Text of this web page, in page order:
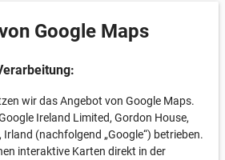
Google Maps
wir das Angebot von Google Maps.
Ireland Limited, Gordon House,
(nachfolgend „Google“) betrieben.
interaktive Karten direkt in der